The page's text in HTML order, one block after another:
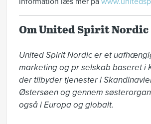
Om United Spirit Nordic
United Spirit Nordic er et
marketing og pr selskab baseret i
der tilbyder tjenester i
Østersøen og gennem
også i Europa og globalt.